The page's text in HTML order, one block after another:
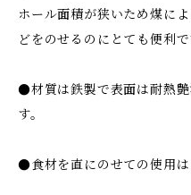
ホール面積が狭いため煤に
どをのせるのにとても便利で
●材質は鉄製で表面は耐熱
す。
●食材を直にのせての使用は